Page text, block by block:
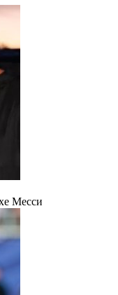
Месси